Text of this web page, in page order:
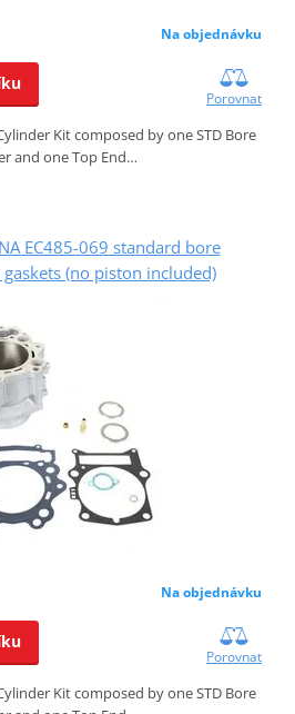
Na objednávku
Porovnat
Kit composed by one STD Bore
and one Top End…
EC485-069 standard bore
(no piston included)
Na objednávku
Porovnat
Kit composed by one STD Bore